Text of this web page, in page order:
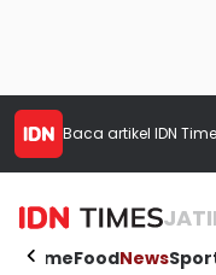
Baca artikel IDN
HomeFoodNews